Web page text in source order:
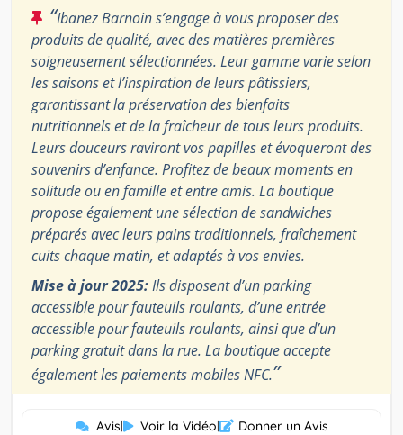
“Ibanez Barnoin s’engage à vous proposer des
produits de qualité, avec des matières premières
soigneusement sélectionnées. Leur gamme varie selon
les saisons et l’inspiration de leurs pâtissiers,
garantissant la préservation des bienfaits
nutritionnels et de la fraîcheur de tous leurs produits.
Leurs douceurs raviront vos papilles et évoqueront des
souvenirs d’enfance. Profitez de beaux moments en
solitude ou en famille et entre amis. La boutique
propose également une sélection de sandwiches
préparés avec leurs pains traditionnels, fraîchement
cuits chaque matin, et adaptés à vos envies.
Mise à jour 2025:Ils disposent d’un parking
accessible pour fauteuils roulants, d’une entrée
accessible pour fauteuils roulants, ainsi que d’un
parking gratuit dans la rue. La boutique accepte
également les paiements mobiles NFC.”
Avis| Voir la Vidéo| Donner un Avis